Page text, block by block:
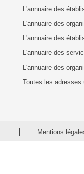
L'annuaire des
L'annuaire des
L'annuaire des
L'annuaire des
L'annuaire des
Toutes les adresses
Mentions